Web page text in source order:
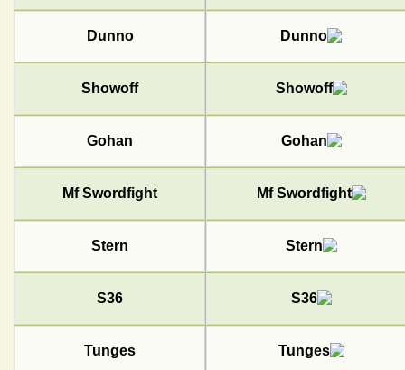
Dunno
Showoff
Gohan
Mf Swordfight
Stern
S36
Tunges